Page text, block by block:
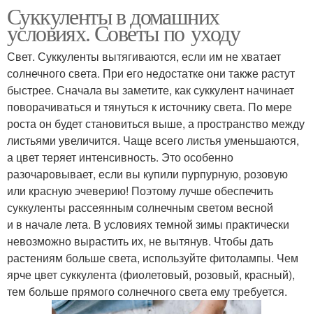
Суккуленты в домашних
условиях. Советы по уходу
Свет. Суккуленты вытягиваются, если им не хватает
солнечного света. При его недостатке они также растут
быстрее. Сначала вы заметите, как суккулент начинает
поворачиваться и тянуться к источнику света. По мере
роста он будет становиться выше, а пространство между
листьями увеличится. Чаще всего листья уменьшаются,
а цвет теряет интенсивность. Это особенно
разочаровывает, если вы купили пурпурную, розовую
или красную эчеверию! Поэтому лучше обеспечить
суккуленты рассеянным солнечным светом весной
и в начале лета. В условиях темной зимы практически
невозможно вырастить их, не вытянув. Чтобы дать
растениям больше света, используйте фитолампы. Чем
ярче цвет суккулента (фиолетовый, розовый, красный),
тем больше прямого солнечного света ему требуется.